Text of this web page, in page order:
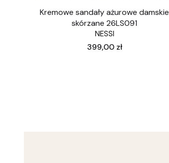
Kremowe sandały ażurowe damskie
skórzane 26LS091
NESSI
Cena
399,00 zł